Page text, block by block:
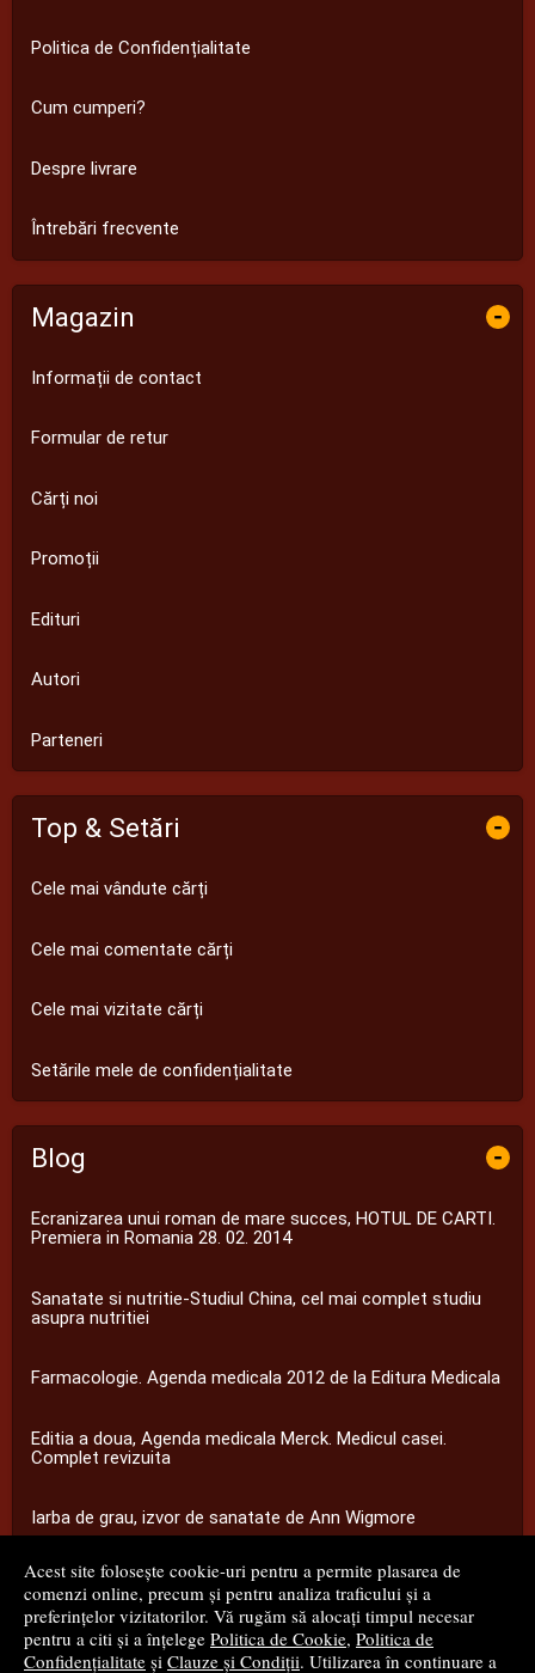
Acest site folosește cookie-uri pentru a permite plasarea de
comenzi online, precum și pentru analiza traficului și a
preferințelor vizitatorilor. Vă rugăm să alocați timpul necesar
pentru a citi și a înțelege Politica de Cookie, Politica de
Confidențialitate și Clauze și Condiții. Utilizarea în continuare a
Politica de Confidențialitate
Cum cumperi?
Despre livrare
Întrebări frecvente
Magazin -
Informații de contact
Formular de retur
Cărți noi
Promoții
Edituri
Autori
Parteneri
Top & Setări -
Cele mai vândute cărți
Cele mai comentate cărți
Cele mai vizitate cărți
Setările mele de confidențialitate
Blog -
Ecranizarea unui roman de mare succes, HOTUL DE CARTI.
Premiera in Romania 28. 02. 2014
Sanatate si nutritie-Studiul China, cel mai complet studiu
asupra nutritiei
Farmacologie. Agenda medicala 2012 de la Editura Medicala
Editia a doua, Agenda medicala Merck. Medicul casei.
Complet revizuita
Iarba de grau, izvor de sanatate de Ann Wigmore
...toate știrile
© 2008 - 2026S.C. M.G. Net Distribution S.R.L.